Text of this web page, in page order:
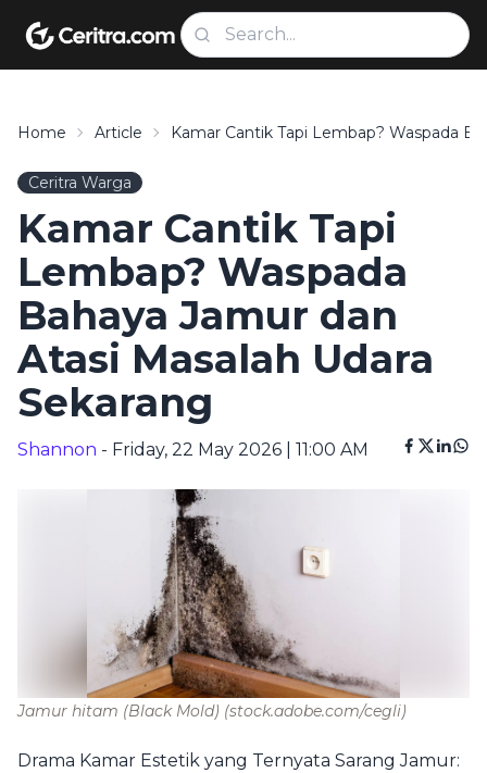
Home Article Kamar Cantik Tapi Lembap? Waspada
Ceritra Warga
Kamar Cantik Tapi
Lembap? Waspada
Bahaya Jamur dan
Atasi Masalah Udara
Sekarang
Shannon - Friday, 22 May 2026 | 11:00 AM
Jamur hitam (Black Mold) (stock.adobe.com/cegli)
Drama Kamar Estetik yang Ternyata Sarang Jamur: